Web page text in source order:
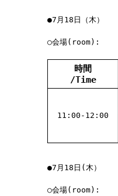
●7月18日（木）
○会場(room):
時間
/Time
11:00-12:00
●7月18日(木）
○会場(room):